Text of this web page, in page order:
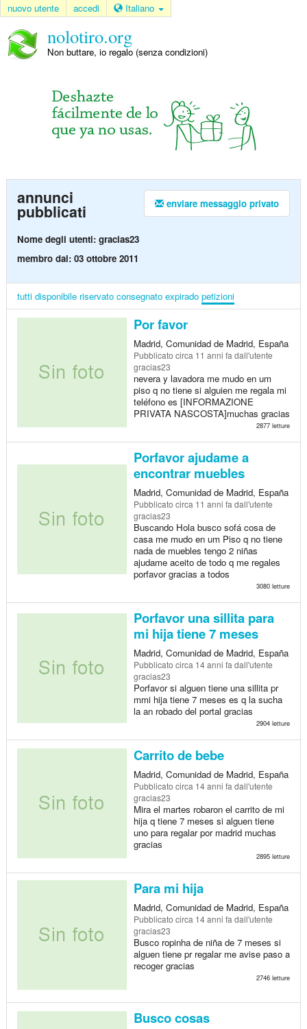
nuovo utente accedi Italiano
nolotiro.org
Non buttare, io regalo (senza condizioni)
enviare messaggio privato
annunci
pubblicati
Nome degli utenti: gracias23
membro dal: 03 ottobre 2011
tutti disponibile riservato consegnato expirado petizioni
Por favor
Madrid, Comunidad de Madrid, España
Pubblicato circa 11 anni fa dall'utente
gracias23
nevera y lavadora me mudo en um
piso q no tiene si alguien me regala mi
teléfono es [INFORMAZIONE
PRIVATA NASCOSTA]muchas gracias
2877 letture
Porfavor ajudame a
encontrar muebles
Madrid, Comunidad de Madrid, España
Pubblicato circa 11 anni fa dall'utente
gracias23
Buscando Hola busco sofá cosa de
casa me mudo en um Piso q no tiene
nada de muebles tengo 2 niñas
ajudame aceito de todo q me regales
porfavor gracias a todos
3080 letture
Porfavor una sillita para
mi hija tiene 7 meses
Madrid, Comunidad de Madrid, España
Pubblicato circa 14 anni fa dall'utente
gracias23
Porfavor si alguen tiene una sillita pr
mmi hija tiene 7 meses es q la sucha
la an robado del portal gracias
2904 letture
Carrito de bebe
Madrid, Comunidad de Madrid, España
Pubblicato circa 14 anni fa dall'utente
gracias23
Mira el martes robaron el carrito de mi
hija q tiene 7 meses si alguen tiene
uno para regalar por madrid muchas
gracias
2895 letture
Para mi hija
Madrid, Comunidad de Madrid, España
Pubblicato circa 14 anni fa dall'utente
gracias23
Busco ropinha de niña de 7 meses si
alguen tiene pr regalar me avise paso a
recoger gracias
2746 letture
Busco cosas